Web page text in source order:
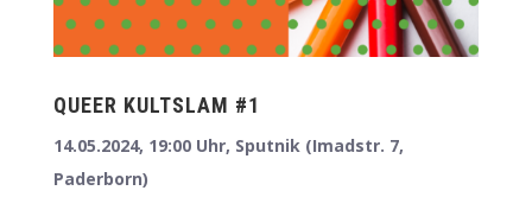
QUEER KULTSLAM #1
14.05.2024, 19:00 Uhr, Sputnik (Imadstr. 7,
Paderborn)